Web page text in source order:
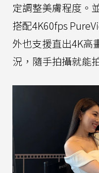
定調整美膚程度。
搭配4K60fps
外也支援直出4K高
況，隨手拍攝就能